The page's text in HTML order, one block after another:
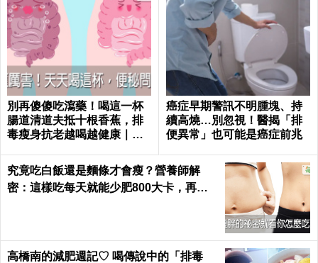
別再傻傻吃瀉藥！喝這一杯
腸道清道夫抵十根香蕉，排
毒瘦身抗老越喝越健康｜每
癌症早期警訊不明腫塊、持
續高燒…別忽視！醫揭「排
便異常」也可能是癌症前兆
究竟吃白飯還是麵條才會瘦？營養師解
密：這樣吃每天就能少肥800大卡，再也
高橋南的減肥週記♡ 喝傳說中的「排毒